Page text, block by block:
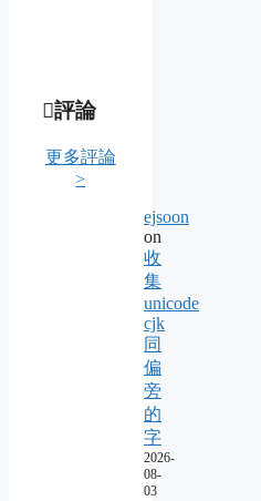
評論
更多評論
>
ejsoon
on
收
集
unicode
cjk
同
偏
旁
的
字
2026-
08-
03